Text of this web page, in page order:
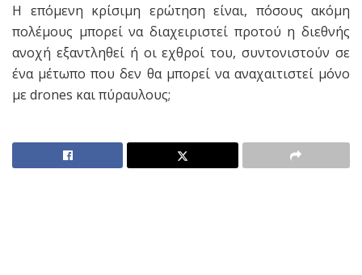
Η επόμενη κρίσιμη ερώτηση είναι, πόσους ακόμη
πολέμους μπορεί να διαχειριστεί προτού η διεθνής
ανοχή εξαντληθεί ή οι εχθροί του, συντονιστούν σε
ένα μέτωπο που δεν θα μπορεί να αναχαιτιστεί μόνο
με drones και πύραυλους;